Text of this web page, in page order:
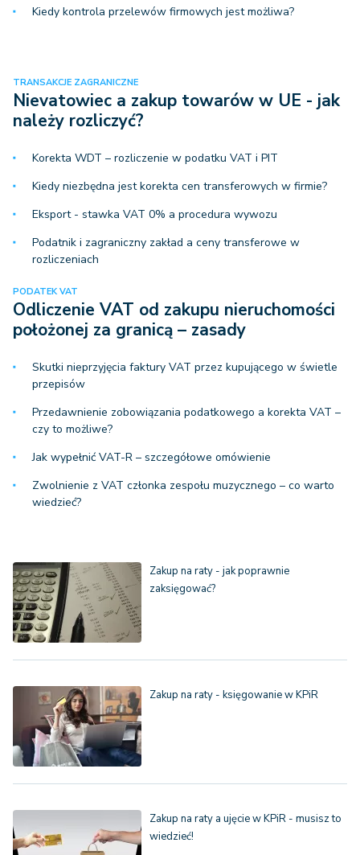
Kiedy kontrola przelewów firmowych jest możliwa?
TRANSAKCJE ZAGRANICZNE
Nievatowiec a zakup towarów w UE - jak
należy rozliczyć?
Korekta WDT – rozliczenie w podatku VAT i PIT
Kiedy niezbędna jest korekta cen transferowych w firmie?
Eksport - stawka VAT 0% a procedura wywozu
Podatnik i zagraniczny zakład a ceny transferowe w
rozliczeniach
PODATEK VAT
Odliczenie VAT od zakupu nieruchomości
położonej za granicą – zasady
Skutki nieprzyjęcia faktury VAT przez kupującego w świetle
przepisów
Przedawnienie zobowiązania podatkowego a korekta VAT –
czy to możliwe?
Jak wypełnić VAT-R – szczegółowe omówienie
Zwolnienie z VAT członka zespołu muzycznego – co warto
wiedzieć?
Zakup na raty - jak poprawnie
zaksięgować?
Zakup na raty - księgowanie w KPiR
Zakup na raty a ujęcie w KPiR - musisz to
wiedzieć!